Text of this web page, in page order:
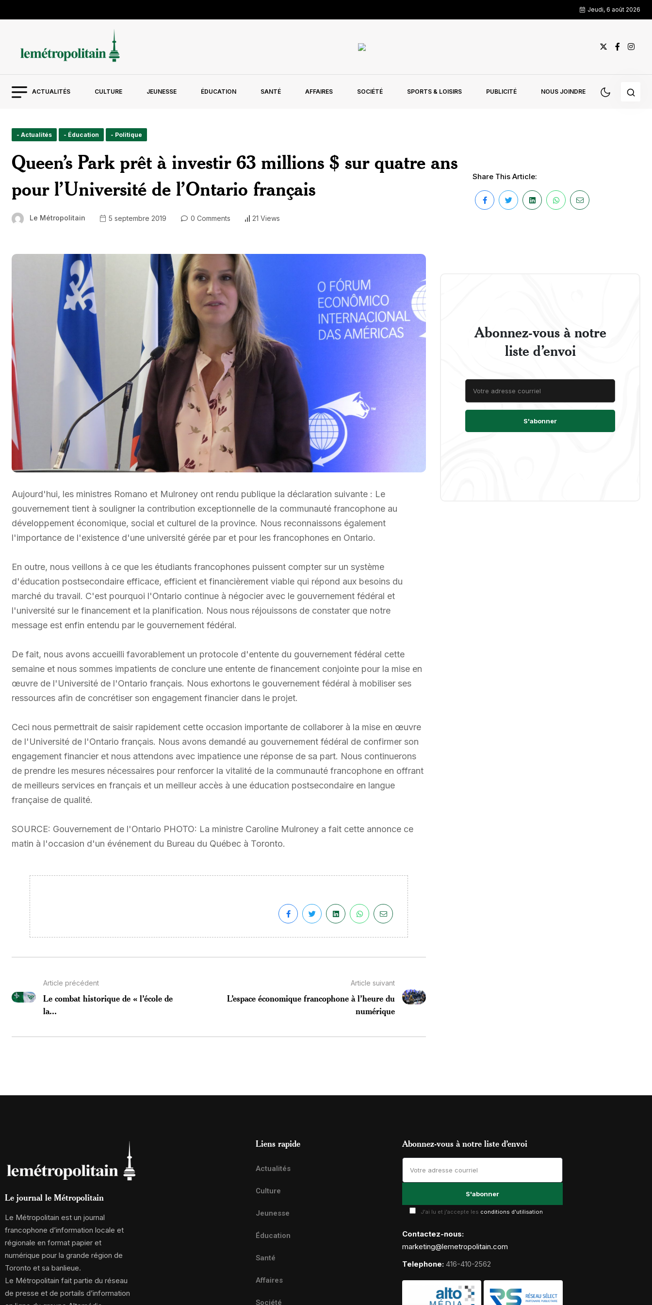
Jeudi, 6 août 2026
ACTUALITÉS CULTURE JEUNESSE ÉDUCATION SANTÉ AFFAIRES SOCIÉTÉ SPORTS & LOISIRS PUBLICITÉ NOUS JOINDRE
- Actualités - Éducation - Politique
Queen’s Park prêt à investir 63 millions $ sur quatre ans
pour l’Université de l’Ontario français
Le Métropolitain 5 septembre 2019 0 Comments 21 Views
Share This Article:
Aujourd'hui, les ministres Romano et Mulroney ont rendu publique la déclaration suivante : Le
gouvernement tient à souligner la contribution exceptionnelle de la communauté francophone au
développement économique, social et culturel de la province. Nous reconnaissons également
l'importance de l'existence d'une université gérée par et pour les francophones en Ontario.
En outre, nous veillons à ce que les étudiants francophones puissent compter sur un système
d'éducation postsecondaire efficace, efficient et financièrement viable qui répond aux besoins du
marché du travail. C'est pourquoi l'Ontario continue à négocier avec le gouvernement fédéral et
l'université sur le financement et la planification. Nous nous réjouissons de constater que notre
message est enfin entendu par le gouvernement fédéral.
De fait, nous avons accueilli favorablement un protocole d'entente du gouvernement fédéral cette
semaine et nous sommes impatients de conclure une entente de financement conjointe pour la mise en
œuvre de l'Université de l'Ontario français. Nous exhortons le gouvernement fédéral à mobiliser ses
ressources afin de concrétiser son engagement financier dans le projet.
Ceci nous permettrait de saisir rapidement cette occasion importante de collaborer à la mise en œuvre
de l'Université de l'Ontario français. Nous avons demandé au gouvernement fédéral de confirmer son
engagement financier et nous attendons avec impatience une réponse de sa part. Nous continuerons
de prendre les mesures nécessaires pour renforcer la vitalité de la communauté francophone en offrant
de meilleurs services en français et un meilleur accès à une éducation postsecondaire en langue
française de qualité.
SOURCE: Gouvernement de l'Ontario PHOTO: La ministre Caroline Mulroney a fait cette annonce ce
matin à l'occasion d'un événement du Bureau du Québec à Toronto.
Article précédent
Le combat historique de « l’école de
la...
Article suivant
L’espace économique francophone à l’heure du
numérique
Abonnez-vous à notre
liste d’envoi
Le journal le Métropolitain
Le Métropolitain est un journal
francophone d’information locale et
régionale en format papier et
numérique pour la grande région de
Toronto et sa banlieue.
Le Métropolitain fait partie du réseau
de presse et de portails d’information
Liens rapide
Actualités
Culture
Jeunesse
Éducation
Santé
Affaires
Société
Abonnez-vous à notre liste d’envoi
J'ai lu et j'accepte les conditions d'utilisation
Contactez-nous:
marketing@lemetropolitain.com
Telephone: 416-410-2562